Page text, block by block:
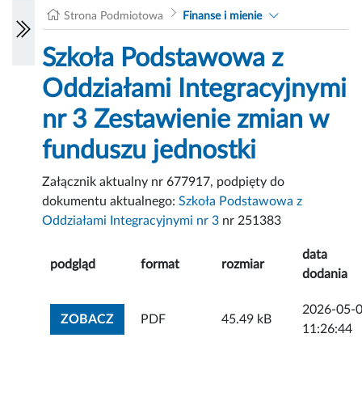
Strona Podmiotowa Finanse i mienie
Szkoła Podstawowa z
Oddziałami Integracyjnymi
nr 3 Zestawienie zmian w
funduszu jednostki
Załącznik aktualny nr 677917, podpięty do
dokumentu aktualnego:Szkoła Podstawowa z
Oddziałami Integracyjnymi nr 3 nr 251383
podgląd format rozmiar
data
dodania
ZOBACZZOBACZ ZAŁĄCZNIK
PDF 45.49 kB
2026-05-
11:26:44